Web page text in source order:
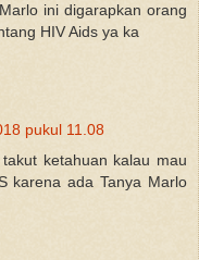
ini digarapkan orang
HIV Aids ya ka
pukul 11.08
ketahuan kalau mau
karena ada Tanya Marlo